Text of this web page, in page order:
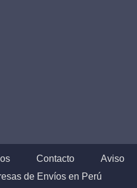
Contacto
Aviso
de Envíos en Perú